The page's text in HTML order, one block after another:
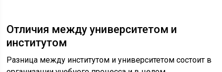
Отличия между университетом и
институтом
Разница между институтом и университетом состоит в